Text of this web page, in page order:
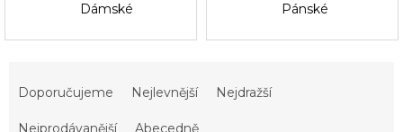
Dámské Pánské
Doporučujeme Nejlevnější Nejdražší